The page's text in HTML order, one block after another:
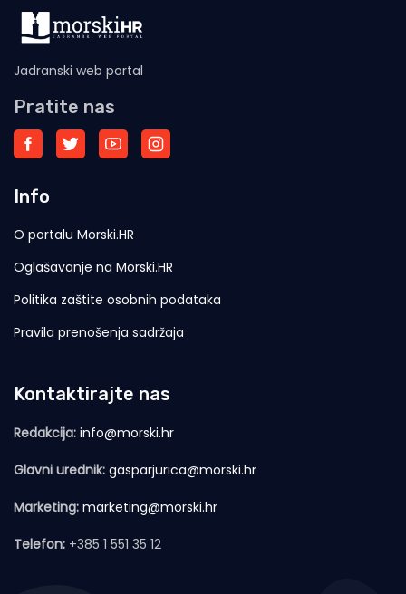
Jadranski web portal
Pratite nas
Info
O portalu Morski.HR
Oglašavanje na Morski.HR
Politika zaštite osobnih podataka
Pravila prenošenja sadržaja
Kontaktirajte nas
Redakcija: info@morski.hr
Glavni urednik: gasparjurica@morski.hr
Marketing: marketing@morski.hr
Telefon: +385 1 551 35 12